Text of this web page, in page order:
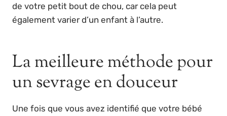
de votre petit bout de chou, car cela peut
également varier d’un enfant à l’autre.
La meilleure méthode pour
un sevrage en douceur
Une fois que vous avez identifié que votre bébé